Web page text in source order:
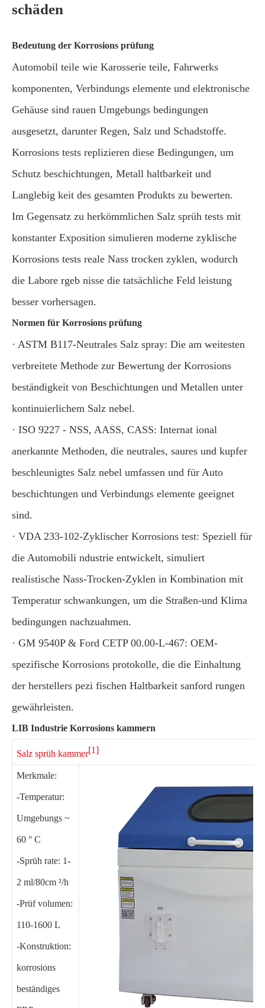
schäden
Bedeutung der Korrosions prüfung
Automobil teile wie Karosserie teile, Fahrwerks
komponenten, Verbindungs elemente und elektronische
Gehäuse sind rauen Umgebungs bedingungen
ausgesetzt, darunter Regen, Salz und Schadstoffe.
Korrosions tests replizieren diese Bedingungen, um
Schutz beschichtungen, Metall haltbarkeit und
Langlebig keit des gesamten Produkts zu bewerten.
Im Gegensatz zu herkömmlichen Salz sprüh tests mit
konstanter Exposition simulieren moderne zyklische
Korrosions tests reale Nass trocken zyklen, wodurch
die Labore rgeb nisse die tatsächliche Feld leistung
besser vorhersagen.
Normen für Korrosions prüfung
· ASTM B117-Neutrales Salz spray: Die am weitesten
verbreitete Methode zur Bewertung der Korrosions
beständigkeit von Beschichtungen und Metallen unter
kontinuierlichem Salz nebel.
· ISO 9227 - NSS, AASS, CASS: Internat ional
anerkannte Methoden, die neutrales, saures und kupfer
beschleunigtes Salz nebel umfassen und für Auto
beschichtungen und Verbindungs elemente geeignet
sind.
· VDA 233-102-Zyklischer Korrosions test: Speziell für
die Automobili ndustrie entwickelt, simuliert
realistische Nass-Trocken-Zyklen in Kombination mit
Temperatur schwankungen, um die Straßen-und Klima
bedingungen nachzuahmen.
· GM 9540P & Ford CETP 00.00-L-467: OEM-
spezifische Korrosions protokolle, die die Einhaltung
der herstellers pezi fischen Haltbarkeit sanford rungen
gewährleisten.
LIB Industrie Korrosions kammern
Salz sprüh kammer[1]
Merkmale:
-Temperatur:
Umgebungs ~
60 ° C
-Sprüh rate: 1-
2 ml/80cm ²/h
-Prüf volumen:
110-1600 L
-Konstruktion:
korrosions
beständiges